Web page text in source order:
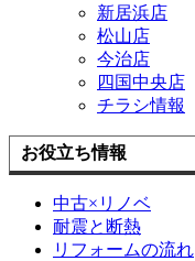
新居浜店
松山店
今治店
四国中央店
チラシ情報
お役立ち情報
中古×リノベ
耐震と断熱
リフォームの流れ